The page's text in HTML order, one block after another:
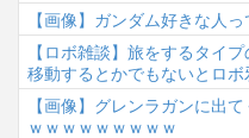
【画像】ガンダム好きな人
【ロボ雑談】旅をするタイ
移動するとかでもないとロ
【画像】グレンラガンに出
ｗｗｗｗｗｗｗｗｗ